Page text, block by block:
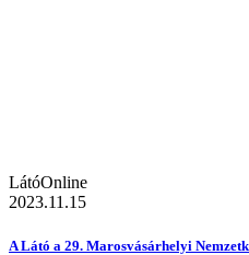
LátóOnline
2023.11.15
A Látó a 29. Marosvásárhelyi